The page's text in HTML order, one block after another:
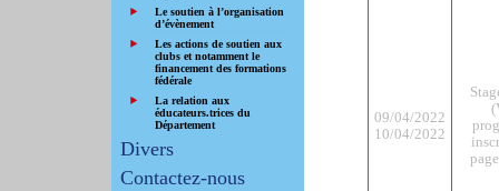
Le soutien à l’organisation
d’évènement
Les actions de soutien aux
clubs et notamment le
financement des formations
fédérale
La relation aux
éducateurs.trices du
Département
Divers
Contactez-nous
09/04/2022
10/04/2022